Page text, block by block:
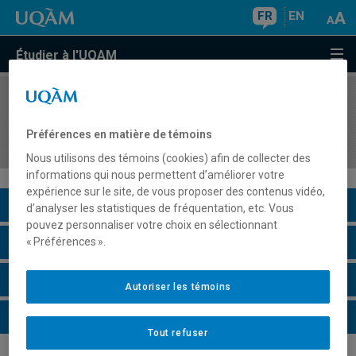
FR EN
Étudier à l'UQAM
COURS//
Amérique centrale et du Sud
Description du cours
Horaire - Été 2026
Horaire - Automne 2026
Horaire - Hiver 2027
Préférences en matière de témoins
Nous utilisons des témoins (cookies) afin de collecter des
informations qui nous permettent d’améliorer votre
expérience sur le site, de vous proposer des contenus vidéo,
d’analyser les statistiques de fréquentation, etc. Vous
pouvez personnaliser votre choix en sélectionnant
« Préférences ».
Tout refuser
Autoriser les témoins